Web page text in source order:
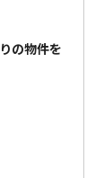
の物件を